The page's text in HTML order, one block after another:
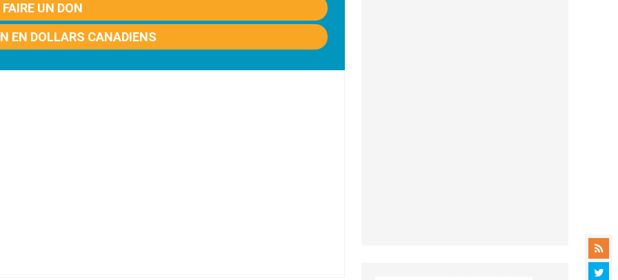
FAIRE UN DON
EN DOLLARS CANADIENS